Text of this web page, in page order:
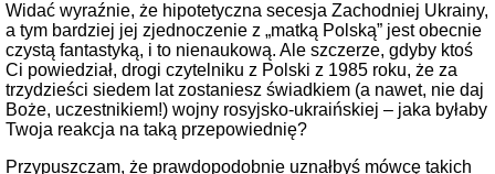
Widać wyraźnie, że hipotetyczna secesja Zachodniej Ukrainy,
a tym bardziej jej zjednoczenie z „matką Polską” jest obecnie
czystą fantastyką, i to nienaukową. Ale szczerze, gdyby ktoś
Ci powiedział, drogi czytelniku z Polski z 1985 roku, że za
trzydzieści siedem lat zostaniesz świadkiem (a nawet, nie daj
Boże, uczestnikiem!) wojny rosyjsko-ukraińskiej – jaka byłaby
Twoja reakcja na taką przepowiednię?
Przypuszczam, że prawdopodobnie uznałbyś mówcę takich